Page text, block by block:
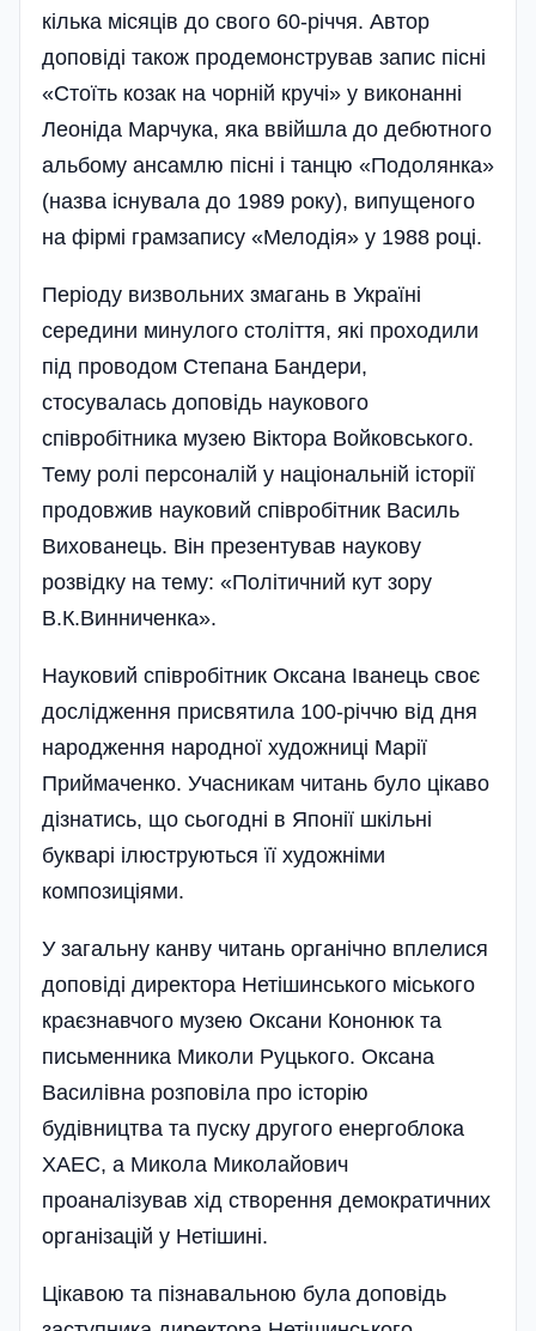
кілька місяців до свого 60-річчя. Автор
доповіді також продемонстрував запис пісні
«Стоїть козак на чорній кручі» у виконанні
Леоніда Марчука, яка ввійшла до дебютного
альбому ансамлю пісні і танцю «Подолянка»
(назва існувала до 1989 року), випущеного
на фірмі грамзапису «Мелодія» у 1988 році.
Періоду визвольних змагань в Україні
середини минулого століття, які проходили
під проводом Степана Бандери,
стосувалась доповідь наукового
співробітника музею Віктора Войковського.
Тему ролі персоналій у національній історії
продовжив науковий співробітник Василь
Вихованець. Він презентував наукову
розвідку на тему: «Політичний кут зору
В.К.Винниченка».
Науковий співробітник Оксана Іванець своє
дослідження присвятила 100-річчю від дня
народження народної художниці Марії
Приймаченко. Учасникам читань було цікаво
дізнатись, що сьогодні в Японії шкільні
букварі ілюструються її художніми
композиціями.
У загальну канву читань органічно вплелися
доповіді директора Нетішинського міського
краєзнавчого музею Оксани Кононюк та
письменника Миколи Руцького. Оксана
Василівна розповіла про історію
будівництва та пуску другого енергоблока
ХАЕС, а Микола Миколайович
проаналізував хід створення демократичних
організацій у Нетішині.
Цікавою та пізнавальною була доповідь